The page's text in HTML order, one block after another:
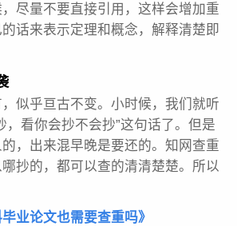
尽量不要直接引用，这样会增加重
话来表示定理和概念，解释清楚即
似乎亘古不变。小时候，我们就听
，看你会抄不会抄”这句话了。但是
，出来混早晚是要还的。知网查重
抄的，都可以查的清清楚楚。所以
业论文也需要查重吗》